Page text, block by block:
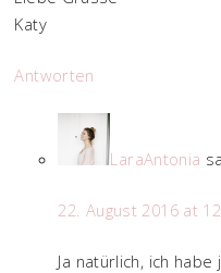
Katy
Antworten
LaraAntonia
22. August 2016 at
Ja natürlich, ich